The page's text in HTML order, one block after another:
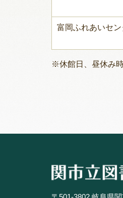
富岡ふれあいセン
※休館日、昼休み